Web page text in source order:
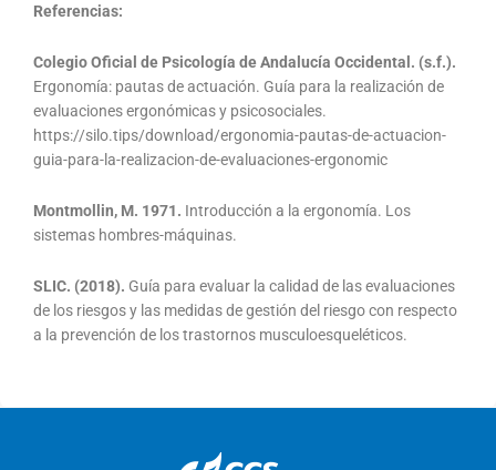
Referencias:
Colegio Oficial de Psicología de Andalucía Occidental. (s.f.).
Ergonomía: pautas de actuación. Guía para la realización de
evaluaciones ergonómicas y psicosociales.
https://silo.tips/download/ergonomia-pautas-de-actuacion-
guia-para-la-realizacion-de-evaluaciones-ergonomic
Montmollin, M. 1971. Introducción a la ergonomía. Los
sistemas hombres-máquinas.
SLIC. (2018). Guía para evaluar la calidad de las evaluaciones
de los riesgos y las medidas de gestión del riesgo con respecto
a la prevención de los trastornos musculoesqueléticos.